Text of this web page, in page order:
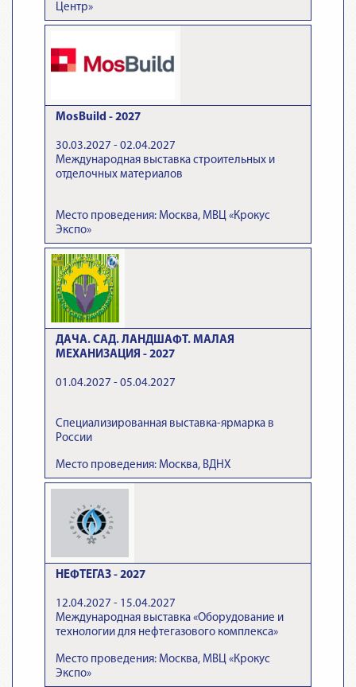
Центр»
MosBuild - 2027
30.03.2027 - 02.04.2027
Международная выставка строительных и
отделочных материалов
Место проведения: Москва, МВЦ «Крокус
Экспо»
ДАЧА. САД. ЛАНДШАФТ. МАЛАЯ
МЕХАНИЗАЦИЯ - 2027
01.04.2027 - 05.04.2027
Специализированная выставка-ярмарка в
России
Место проведения: Москва, ВДНХ
НЕФТЕГАЗ - 2027
12.04.2027 - 15.04.2027
Международная выставка «Оборудование и
технологии для нефтегазового комплекса»
Место проведения: Москва, МВЦ «Крокус
Экспо»